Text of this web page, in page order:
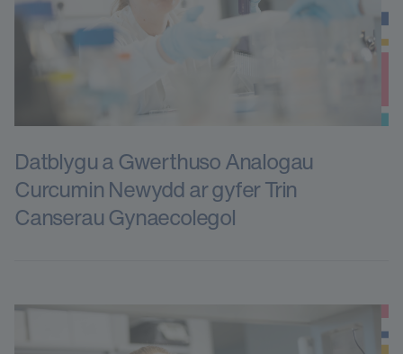
Datblygu a Gwerthuso Analogau
Curcumin Newydd ar gyfer Trin
Canserau Gynaecolegol